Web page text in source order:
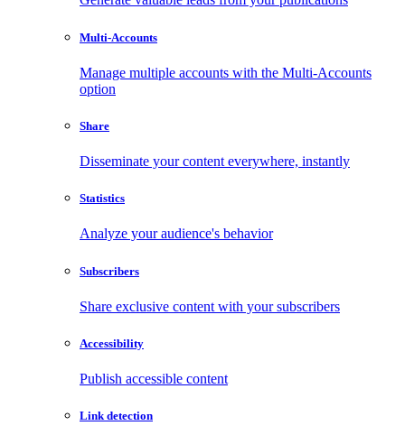
Multi-Accounts
Manage multiple accounts with the Multi-Accounts
option
Share
Disseminate your content everywhere, instantly
Statistics
Analyze your audience's behavior
Subscribers
Share exclusive content with your subscribers
Accessibility
Publish accessible content
Link detection